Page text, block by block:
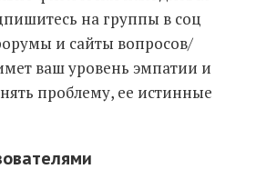
на группы в соц
и сайты вопросов/
ваш уровень эмпатии и
проблему, ее истинные